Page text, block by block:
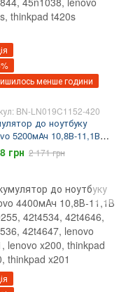
менше години
BN-LN019C1152-420
до ноутбуку
5200мАч 10,8В-11,1В
45n1036, 45n1037,
45n1038, lenovo t420s,
грн 2 171 грн